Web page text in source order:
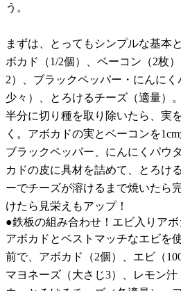
う。
まずは、とってもシンプルな基本
ボカド（1/2個）、ベーコン（2枚
2）、ブラックペッパー・にんに
少々）、とろけるチーズ（適量）
半分に切り種を取り除いたら、実
く。アボカドの実とベーコンを
ブラックペッパー、にんにくパウ
カドの皮に具材を詰めて、とろけ
ーでチーズが溶けるまで焼いたら
けたら見栄えもアップ！
●鉄板の組み合わせ！エビ入りア
アボカドとベストマッチなエビを
前で、アボカド（2個）、エビ（
マヨネーズ（大さじ3）、レモン